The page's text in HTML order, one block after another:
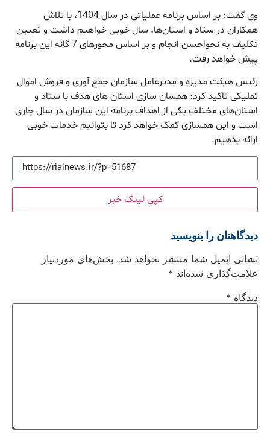
وی گفت: بر اساس برنامه عملیاتی در سال 1404، با تلاش
همکاران در ستاد و استان‌ها، سال خوبی خواهیم داشت و تعیین
تکلیف به نحواحسن انجام و بر اساس محورهای 7 گانه این برنامه
پیش خواهد رفت.
رئیس هیئت مدیره و مدیرعامل سازمان جمع آوری و فروش اموال
تملیکی تاکید کرد: همسان سازی استان های هدف با ستاد و
استان‌های مختلف یکی از اهداف برنامه این سازمان در سال جاری
است و این همسازی کمک خواهد کرد تا بتوانیم خدمات خوبی
ارائه بدهیم.
کپی لینک خبر
دیدگاهتان را بنویسید
نشانی ایمیل شما منتشر نخواهد شد. بخش‌های موردنیاز
علامت‌گذاری شده‌اند *
دیدگاه *